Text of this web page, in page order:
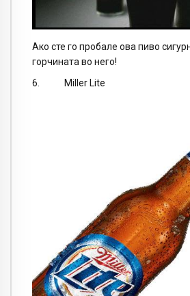
Ако сте го пробале ова пиво
горчината во него!
6. Miller Lite